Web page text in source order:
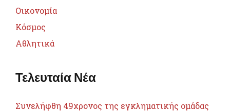
Οικονομία
Κόσμος
Αθλητικά
Τελευταία Νέα
Συνελήφθη 49χρονος της εγκληματικής ομάδας